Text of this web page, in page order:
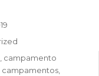
campamento
campamentos